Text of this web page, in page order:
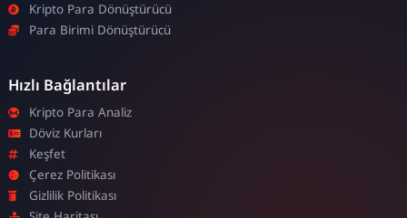
Kripto Para Dönüştürücü
Para Birimi Dönüştürücü
Hızlı Bağlantılar
Kripto Para Analiz
Döviz Kurları
Keşfet
Çerez Politikası
Gizlilik Politikası